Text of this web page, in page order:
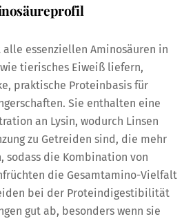
essenziellen Aminosäuren in
tierisches Eiweiß liefern,
praktische Proteinbasis für
Sie enthalten eine
an Lysin, wodurch Linsen
zu Getreiden sind, die mehr
sodass die Kombination von
die Gesamtamino-Vielfalt
bei der Proteindigestibilität
gut ab, besonders wenn sie